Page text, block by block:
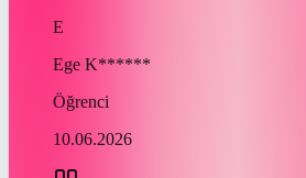
E
Ege K******
Öğrenci
10.06.2026